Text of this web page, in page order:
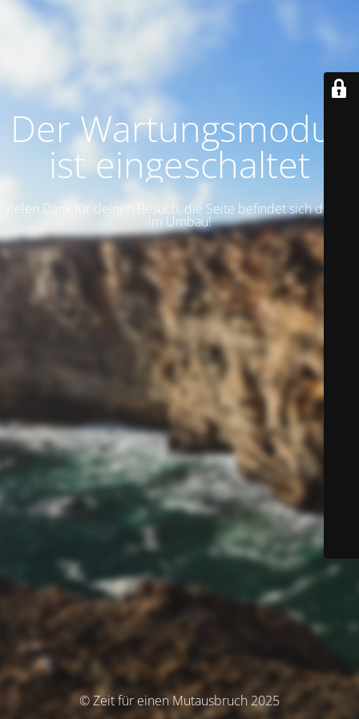
Der Wartungsmodus
ist eingeschaltet
Vielen Dank für deinen Besuch, die Seite befindet sich derzeit
im Umbau!
© Zeit für einen Mutausbruch 2025